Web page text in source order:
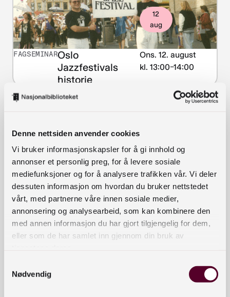
Denne nettsiden anvender cookies
Vi bruker informasjonskapsler for å gi innhold og
annonser et personlig preg, for å levere sosiale
mediefunksjoner og for å analysere trafikken vår. Vi deler
dessuten informasjon om hvordan du bruker nettstedet
vårt, med partnerne våre innen sosiale medier,
annonsering og analysearbeid, som kan kombinere den
med annen informasjon du har gjort tilgjengelig for dem,
eller som de har samlet inn gjennom din bruk av
Nødvendig
FAGSEMINAROslo
Jazzfestivals
historie
Ons. 12. august
kl. 13:00–14:00
12
aug
EKSTERN
ARRANGØR
I verdens hardeste
klima: Jakten på
fremtidens svar
Tir. 11. august
kl. 18:00 – Ons.
12. august kl. 19:30
11–12
aug